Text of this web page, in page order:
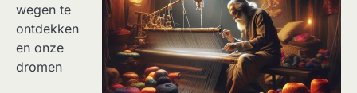
wegen te
ontdekken
en onze
dromen